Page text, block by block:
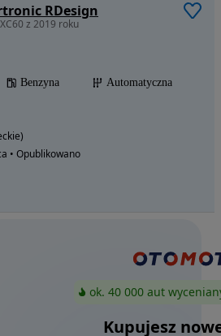
RDesign
z 2019 roku
Benzyna
Automatyczna
• Opublikowano
ok. 40 000 aut
Kupujesz